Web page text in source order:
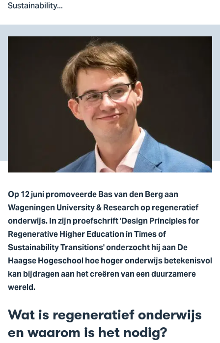
Sustainability...
Op 12 juni promoveerde Bas van den Berg aan
Wageningen University & Research op regeneratief
onderwijs. In zijn proefschrift 'Design Principles for
Regenerative Higher Education in Times of
Sustainability Transitions' onderzocht hij aan De
Haagse Hogeschool hoe hoger onderwijs betekenisvol
kan bijdragen aan het creëren van een duurzamere
wereld.
Wat is regeneratief onderwijs
en waarom is het nodig?